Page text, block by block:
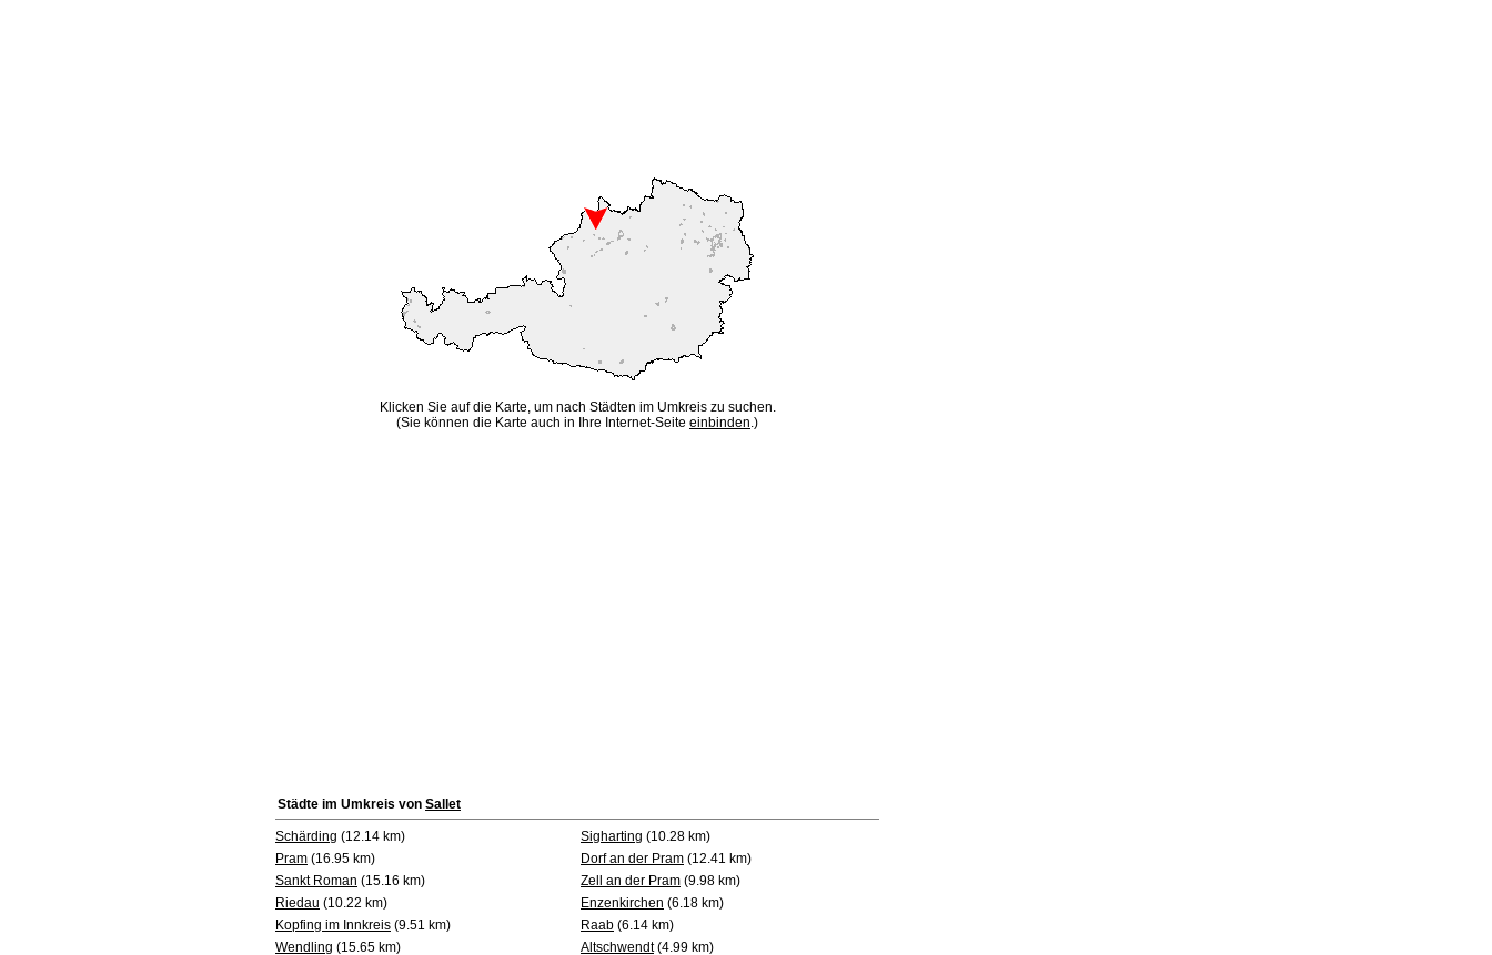
Klicken Sie auf die Karte, um nach Städten im Umkreis zu suchen.
(Sie können die Karte auch in Ihre Internet-Seite einbinden.)
Städte im Umkreis von Sallet
Schärding (12.14 km) Sigharting (10.28 km)
Pram (16.95 km) Dorf an der Pram (12.41 km)
Sankt Roman (15.16 km) Zell an der Pram (9.98 km)
Riedau (10.22 km) Enzenkirchen (6.18 km)
Kopfing im Innkreis (9.51 km) Raab (6.14 km)
Wendling (15.65 km) Altschwendt(4.99 km)